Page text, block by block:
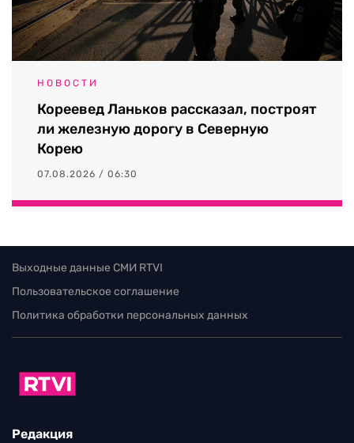
НОВОСТИ
Кореевед Ланьков рассказал, построят
ли железную дорогу в Северную
Корею
07.08.2026 / 06:30
Выходные данные СМИ RTVI
Пользовательское соглашение
Политика обработки персональных данных
Редакция